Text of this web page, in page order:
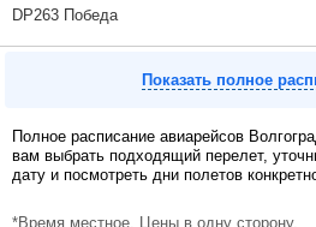
DP263 Победа
Показать полное
Полное расписание авиарейсов
вам выбрать подходящий перелет,
дату и посмотреть дни полетов
*Время местное. Цены в одну сторону.